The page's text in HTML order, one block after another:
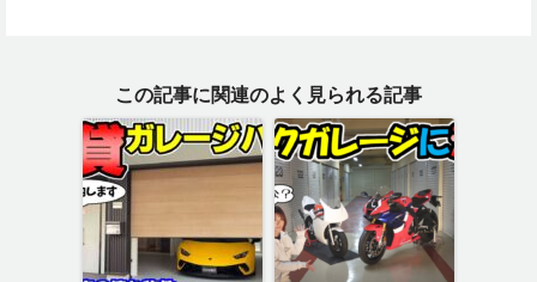
この記事に関連のよく見られる記事